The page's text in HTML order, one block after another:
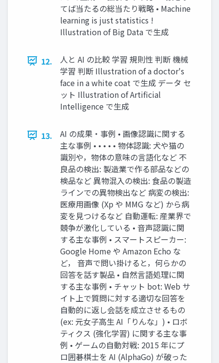
てば当たるの総当たり戦略 • Machine
learning is just statistics !
Illustration of Big Data で⽣成
12.
⼈と AI の⽐較 学習 規則性 判断 機械
学習 判断 Illustration of a doctor's
face in a white coat で⽣成 データ セ
ット Illustration of Artificial
Intelligence で⽣成
13.
AI の成果・事例 • 画像認識に関する
主な事例 • • • • • 物体認識: ⽝や猫の
識別や，物体の意味の⾔語化など 不
良品の検出: 製造業で作る部品などの
検品など 異物混⼊の検出: ⾷品の製造
ラインでの異物検出など 病変の検出:
医療⽤画像 (Xp や MMG など) から病
変を⾒つけるなど ⾃動運転: 産業界で
競争が激化している • ⾳声認識に関
する主な事例 • スマートスピーカー:
Google Home や Amazon Echo な
ど， ⾳声で問い掛けると，何らかの
回答を話す製品 • ⾃然⾔語処理に関
する主な事例 • チャット bot: Web サ
イト上で質問に対する適切な回答を
⾃動的に返し会話を成⽴させるもの
(ex: 元⼥⼦⾼⽣ AI「りんな」) • ロボ
ティクス (強化学習) に関する主な事
例 • ゲームの⾃動対戦: 2015 年にプ
ロ囲碁棋⼠を AI (AlphaGo) が破った